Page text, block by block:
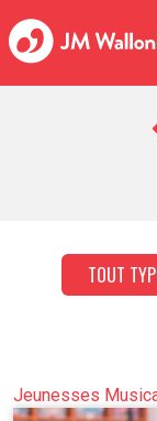
TOUT
Jeunesses